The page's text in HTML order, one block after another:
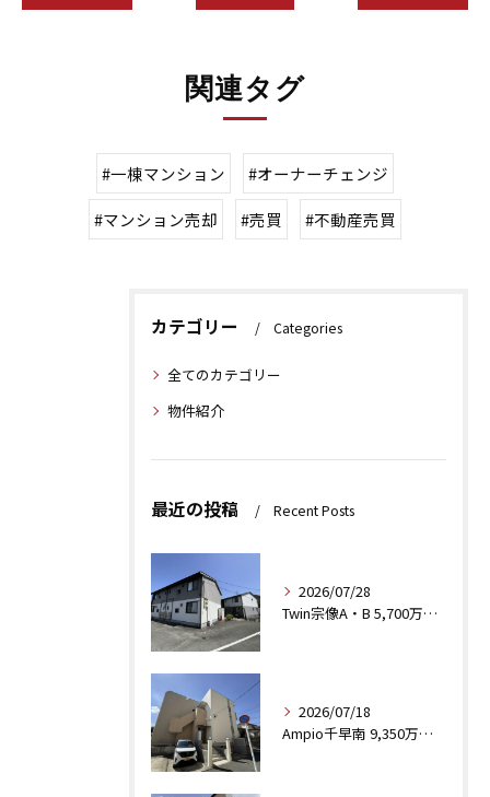
関連タグ
#一棟マンション
#オーナーチェンジ
#マンション売却
#売買 #不動産売買
カテゴリー Categories
全てのカテゴリー
物件紹介
最近の投稿 Recent Posts
2026/07/28
Twin宗像A・B 5,700万円（税込）
2026/07/18
Ampio千早南 9,350万（税込）